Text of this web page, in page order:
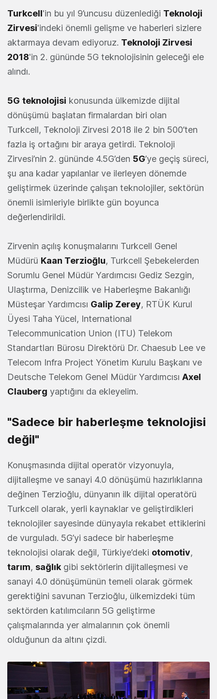
Turkcell'in bu yıl 9’uncusu düzenlediği Teknoloji
Zirvesi'indeki önemli gelişme ve haberleri sizlere
aktarmaya devam ediyoruz. Teknoloji Zirvesi
2018'in 2. gününde 5G teknolojisinin geleceği ele
alındı.
5G teknolojisi konusunda ülkemizde dijital
dönüşümü başlatan firmalardan biri olan
Turkcell, Teknoloji Zirvesi 2018 ile 2 bin 500’ten
fazla iş ortağını bir araya getirdi. Teknoloji
Zirvesi’nin 2. gününde 4.5G’den 5G’ye geçiş süreci,
şu ana kadar yapılanlar ve ilerleyen dönemde
geliştirmek üzerinde çalışan teknolojiler, sektörün
önemli isimleriyle birlikte gün boyunca
değerlendirildi.
Zirvenin açılış konuşmalarını Turkcell Genel
Müdürü Kaan Terzioğlu, Turkcell Şebekelerden
Sorumlu Genel Müdür Yardımcısı Gediz Sezgin,
Ulaştırma, Denizcilik ve Haberleşme Bakanlığı
Müsteşar Yardımcısı Galip Zerey, RTÜK Kurul
Üyesi Taha Yücel, International
Telecommunication Union (ITU) Telekom
Standartları Bürosu Direktörü Dr. Chaesub Lee ve
Telecom Infra Project Yönetim Kurulu Başkanı ve
Deutsche Telekom Genel Müdür Yardımcısı Axel
Clauberg yaptığını da ekleyelim.
"Sadece bir haberleşme teknolojisi
değil"
Konuşmasında dijital operatör vizyonuyla,
dijitalleşme ve sanayi 4.0 dönüşümü hazırlıklarına
değinen Terzioğlu, dünyanın ilk dijital operatörü
Turkcell olarak, yerli kaynaklar ve geliştirdikleri
teknolojiler sayesinde dünyayla rekabet ettiklerini
de vurguladı. 5G’yi sadece bir haberleşme
teknolojisi olarak değil, Türkiye’deki otomotiv,
tarım, sağlık gibi sektörlerin dijitalleşmesi ve
sanayi 4.0 dönüşümünün temeli olarak görmek
gerektiğini savunan Terzioğlu, ülkemizdeki tüm
sektörden katılımcıların 5G geliştirme
çalışmalarında yer almalarının çok önemli
olduğunun da altını çizdi.